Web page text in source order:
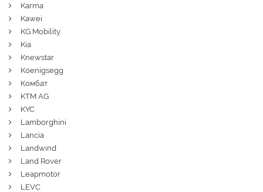
Karma
Kawei
KG Mobility
Kia
Knewstar
Koenigsegg
Комбат
KTM AG
KYC
Lamborghini
Lancia
Landwind
Land Rover
Leapmotor
LEVC